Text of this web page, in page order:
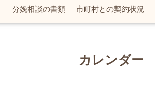
分娩相談の書類
市町村との契約状況
カレンダー